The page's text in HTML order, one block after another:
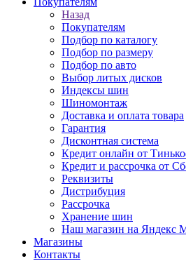
Назад
Покупателям
Подбор по каталогу
Подбор по размеру
Подбор по авто
Выбор литых дисков
Индексы шин
Шиномонтаж
Доставка и оплата товара
Гарантия
Дисконтная система
Кредит онлайн от
Кредит и рассрочка от
Реквизиты
Дистрибуция
Рассрочка
Хранение шин
Наш магазин на Яндекс
Магазины
Контакты